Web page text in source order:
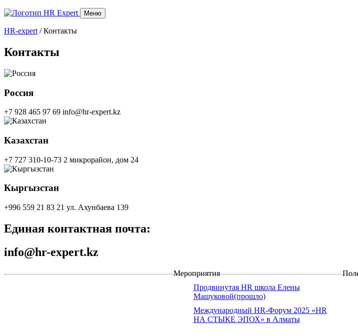
Меню
HR-expert /Контакты
Контакты
Россия
+7 928 465 97 69 info@hr-expert.kz
Казахстан
+7 727 310-10-73 2 микрорайон, дом 24
Кыргызстан
+996 559 21 83 21 ул. Ахунбаева 139
Единая контактная почта:
info@hr-expert.kz
Мероприятия
Продвинутая HR школа Елены
Машуковой(прошло)
Международный HR-Форум 2025 «HR
НА СТЫКЕ ЭПОХ» в Алматы